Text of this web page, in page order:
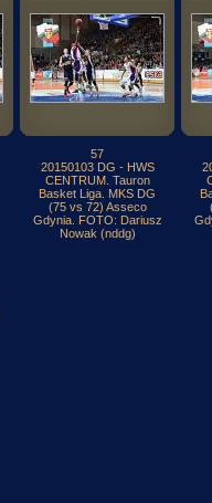
57
20150103 DG - HWS
CENTRUM. Tauron
Basket Liga. MKS DG
(75 vs 72) Asseco
Gdynia. FOTO: Dariusz
Nowak (nddg)